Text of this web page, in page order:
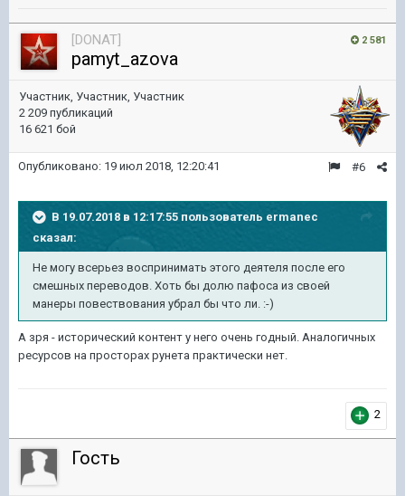
2 581
[DONAT]
pamyt_azova
Участник, Участник, Участник
2 209 публикаций
16 621 бой
#6
Опубликовано: 19 июл 2018, 12:20:41
В 19.07.2018 в 12:17:55 пользователь ermanec
сказал:
Не могу всерьез воспринимать этого деятеля после его
смешных переводов. Хоть бы долю пафоса из своей
манеры повествования убрал бы что ли. :-)
А зря - исторический контент у него очень годный. Аналогичных
ресурсов на просторах рунета практически нет.
2
Гость